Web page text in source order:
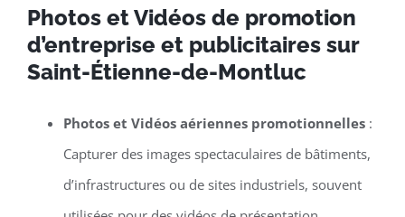
Photos et Vidéos de promotion
d’entreprise et publicitaires sur
Saint-Étienne-de-Montluc
Photos et Vidéos aériennes promotionnelles:
Capturer des images spectaculaires de bâtiments,
d’infrastructures ou de sites industriels, souvent